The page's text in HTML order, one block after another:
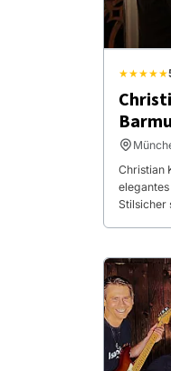
★★★★★
Christian
Stilsicher